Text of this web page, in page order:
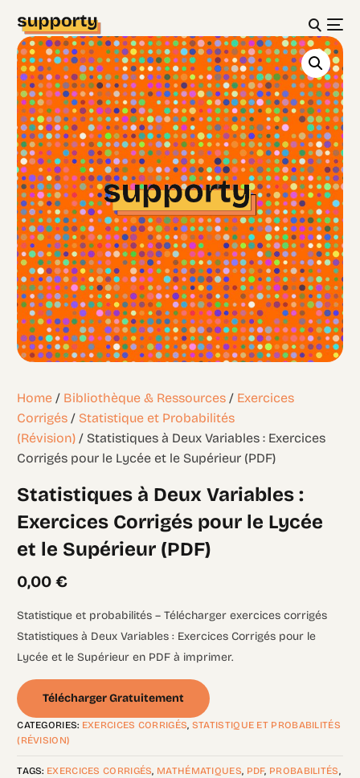
Home / Bibliothèque & Ressources / Exercices
Corrigés / Statistique et Probabilités
(Révision) / Statistiques à Deux Variables : Exercices
Corrigés pour le Lycée et le Supérieur (PDF)
Statistiques à Deux Variables :
Exercices Corrigés pour le Lycée
et le Supérieur (PDF)
0,00€
Statistique et probabilités – Télécharger exercices corrigés
Statistiques à Deux Variables : Exercices Corrigés pour le
Lycée et le Supérieur en PDF à imprimer.
Télécharger Gratuitement
CATEGORIES: EXERCICES CORRIGÉS, STATISTIQUE ET PROBABILITÉS
(RÉVISION)
TAGS: EXERCICES CORRIGÉS, MATHÉMATIQUES, PDF, PROBABILITÉS,